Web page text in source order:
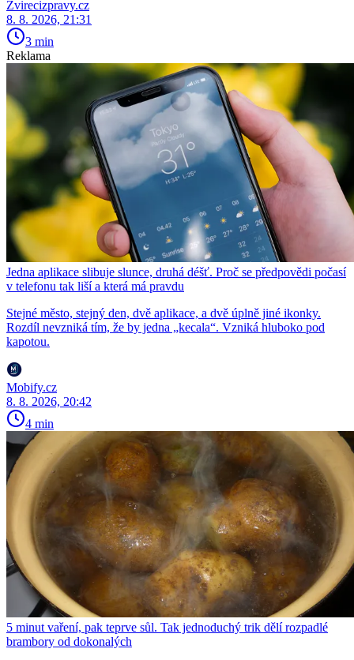
Zvirecizpravy.cz
8. 8. 2026, 21:31
3 min
Reklama
Jedna aplikace slibuje slunce, druhá déšť. Proč se předpovědi počasí
v telefonu tak liší a která má pravdu
Stejné město, stejný den, dvě aplikace, a dvě úplně jiné ikonky.
Rozdíl nevzniká tím, že by jedna „kecala“. Vzniká hluboko pod
kapotou.
Mobify.cz
8. 8. 2026, 20:42
4 min
5 minut vaření, pak teprve sůl. Tak jednoduchý trik dělí rozpadlé
brambory od dokonalých